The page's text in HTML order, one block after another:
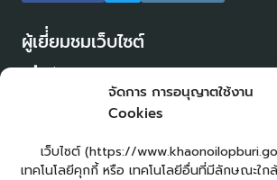
จัดการ การอนุญาตใช้งาน
Cookies
เว็บไซต์ (https://
เทคโนโลยีคุกกี้ หรือ เทคโนโลยีอื่นที่มีลักษณะใ
ผู้เยี่่ยมชมเว็บไซต์
แผนผังเว็บไซต์
จัดทำเว็บไซต์